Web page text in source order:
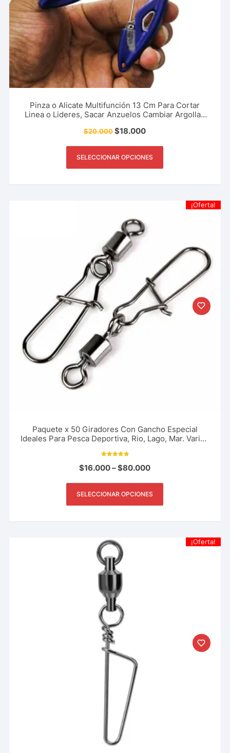
Pinza o Alicate Multifunción 13 Cm Para Cortar
Linea o Lideres, Sacar Anzuelos Cambiar Argollas
$20.000$18.000
SELECCIONAR OPCIONES
¡Oferta!
Paquete x 50 Giradores Con Gancho Especial
Ideales Para Pesca Deportiva, Rio, Lago, Mar. Varios
5.00
de 5
$16.000–$80.000
SELECCIONAR OPCIONES
¡Oferta!